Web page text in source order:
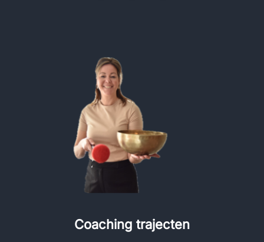
Coaching trajecten